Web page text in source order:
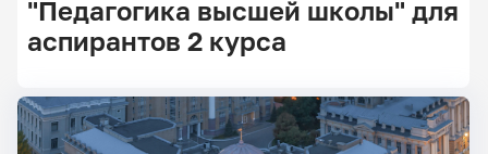
"Педагогика высшей школы" для
аспирантов 2 курса